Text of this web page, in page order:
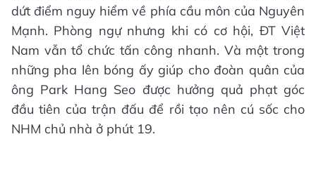
dứt điểm nguy hiểm về phía cầu môn của Nguyên
Mạnh. Phòng ngự nhưng khi có cơ hội, ĐT Việt
Nam vẫn tổ chức tấn công nhanh. Và một trong
những pha lên bóng ấy giúp cho đoàn quân của
ông Park Hang Seo được hưởng quả phạt góc
đầu tiên của trận đấu để rồi tạo nên cú sốc cho
NHM chủ nhà ở phút 19.